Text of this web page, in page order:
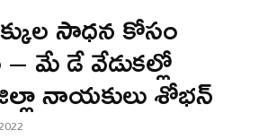
సాధన కోసం
మే డే వేడుకల్లో
నాయకులు శోభన్